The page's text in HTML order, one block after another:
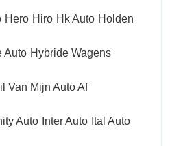
Hero Hiro Hk Auto Holden
Auto Hybride Wagens
Van Mijn Auto Af
Auto Inter Auto Ital Auto